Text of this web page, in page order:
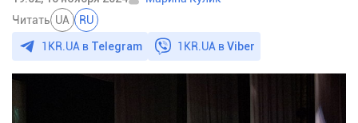
Читать UA RU
1KR.UA в Telegram 1KR.UA вViber